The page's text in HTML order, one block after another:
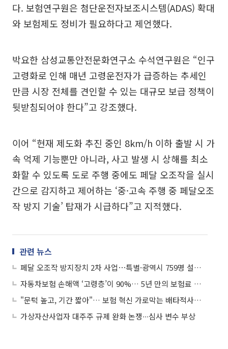
다. 보험연구원은 첨단운전자보조시스템(ADAS) 확대
와 보험제도 정비가 필요하다고 제언했다.
박요한 삼성교통안전문화연구소 수석연구원은 “인구
고령화로 인해 매년 고령운전자가 급증하는 추세인
만큼 시장 전체를 견인할 수 있는 대규모 보급 정책이
뒷받침되어야 한다”고 강조했다.
이어 “현재 제도화 추진 중인 8km/h 이하 출발 시 가
속 억제 기능뿐만 아니라, 사고 발생 시 상해를 최소
화할 수 있도록 도로 주행 중에도 페달 오조작을 실시
간으로 감지하고 제어하는 ‘중·고속 주행 중 페달오조
작 방지 기술’ 탑재가 시급하다”고 지적했다.
관련 뉴스
페달 오조작 방지장치 2차 사업⋯특별·광역시 759명 설치 완료
자동차보험 손해액 ‘고령층’이 90%… 5년 만의 보험료 인상 불렀다
"문턱 높고, 기간 짧아"… 보험 혁신 가로막는 배타적사용권
가상자산사업자 대주주 규제 완화 논쟁∙∙∙심사 변수 부상